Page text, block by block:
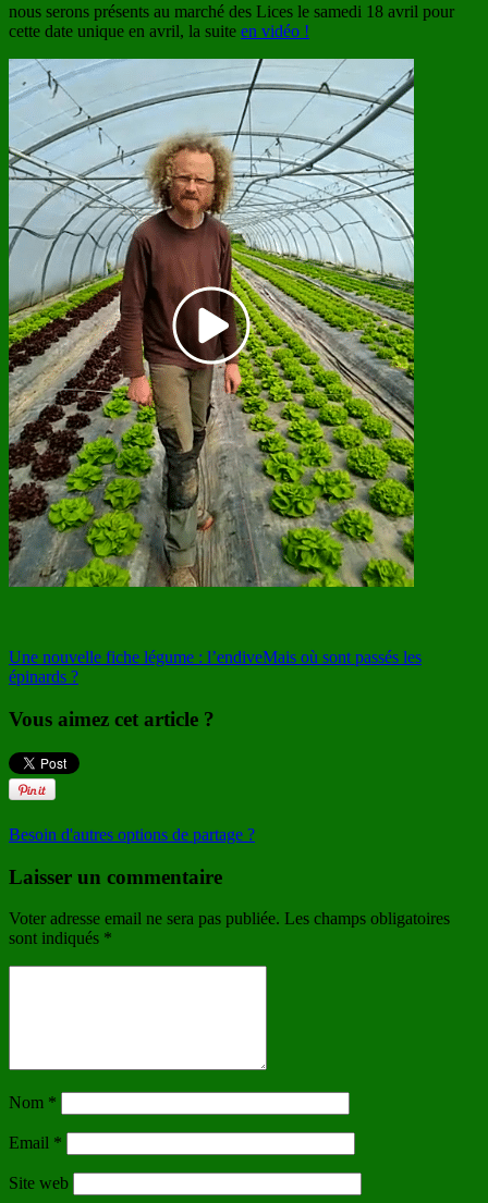
nous serons présents au marché des Lices le samedi 18 avril pour
cette date unique en avril, la suite en vidéo !
Une nouvelle fiche légume : l’endiveMais où sont passés les
épinards ?
Vous aimez cet article ?
Besoin d'autres options de partage ?
Laisser un commentaire
Voter adresse email ne sera pas publiée. Les champs obligatoires
sont indiqués *
Nom *
Email *
Site web